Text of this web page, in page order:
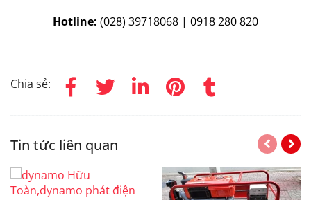
Hotline: (028) 39718068 | 0918 280 820
Chia sẻ:
Tin tức liên quan